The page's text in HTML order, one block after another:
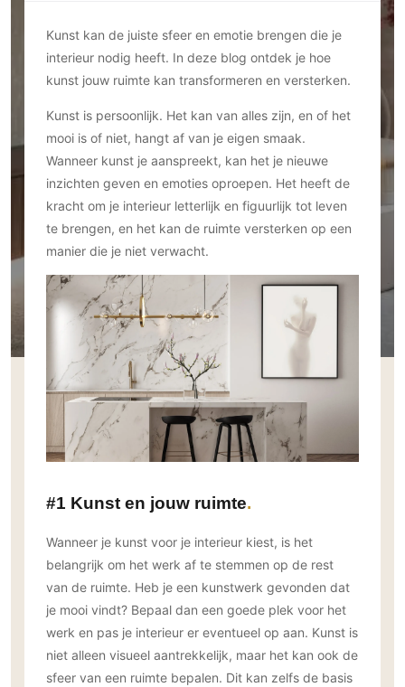
Inrichting
Roomdividers
Bedden
Meubels
Verlichting
Haarden
Interieurbouw
Keuken
Keukens
Keukenapparatuur
Keukenbladen
Keukenaccessoires
Keukenkranen
Aluminium deuren
Houten deuren
Systeemwanden
Deurbeslag
Raambeslag
Buitendeuren
Deursystemen
Glazen wandsystemen
Vouwwanden
Garagedeuren
Zonwering
Zonwering
Buitenshutters
Overig
Autolift
3D visualisaties
Gevelbekleding
Gevelstenen
Houten gevelbekleding
Schilderwerk buiten
Tuinverlichting
Omheining
Hekwerken en poorten
Zwemmen
Zwembad en zwemvijver
Tuin wellness
Vloer
Buitenvloeren
Houten buitenvloeren
Natuursteen en keramiek
buitenvloeren
Vlonders
Zonwering buiten
Serre/Veranda
Slaapkamer
Wellness
Werkkamer
Wijnkelder
Woonkamer
Bijgebouw / Poolhouse
Terrasoverkapping
Zwembad
Zakelijk
Kantoor
Kunst kan de juiste sfeer en emotie brengen die je
interieur nodig heeft. In deze blog ontdek je hoe
kunst jouw ruimte kan transformeren en versterken.
Kunst is persoonlijk. Het kan van alles zijn, en of het
mooi is of niet, hangt af van je eigen smaak.
Wanneer kunst je aanspreekt, kan het je nieuwe
inzichten geven en emoties oproepen. Het heeft de
kracht om je interieur letterlijk en figuurlijk tot leven
te brengen, en het kan de ruimte versterken op een
manier die je niet verwacht.
#1 Kunst en jouw ruimte
Wanneer je kunst voor je interieur kiest, is het
belangrijk om het werk af te stemmen op de rest
van de ruimte. Heb je een kunstwerk gevonden dat
je mooi vindt? Bepaal dan een goede plek voor het
werk en pas je interieur er eventueel op aan. Kunst is
niet alleen visueel aantrekkelijk, maar het kan ook de
sfeer van een ruimte bepalen. Dit kan zelfs de basis